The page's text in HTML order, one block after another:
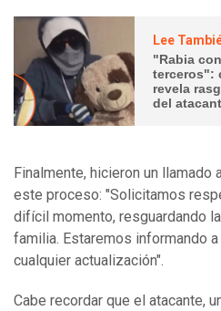
Lee
"Rabia
terceros":
revela
del
Finalmente, hicieron un llamado
este proceso: "Solicitamos
difícil momento, resguardando
familia. Estaremos informando
cualquier actualización".
Cabe recordar que el atacante,